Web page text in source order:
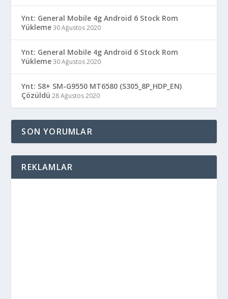
Ynt: General Mobile 4g Android 6 Stock Rom
Yükleme 30 Ağustos 2020
Ynt: General Mobile 4g Android 6 Stock Rom
Yükleme 30 Ağustos 2020
Ynt: S8+ SM-G9550 MT6580 (S305_8P_HDP_EN)
Çözüldü 28 Ağustos 2020
SON YORUMLAR
REKLAMLAR